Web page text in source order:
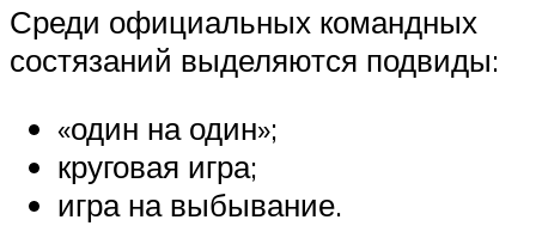
Среди официальных командных
состязаний выделяются подвиды:
«один на один»;
круговая игра;
игра на выбывание.